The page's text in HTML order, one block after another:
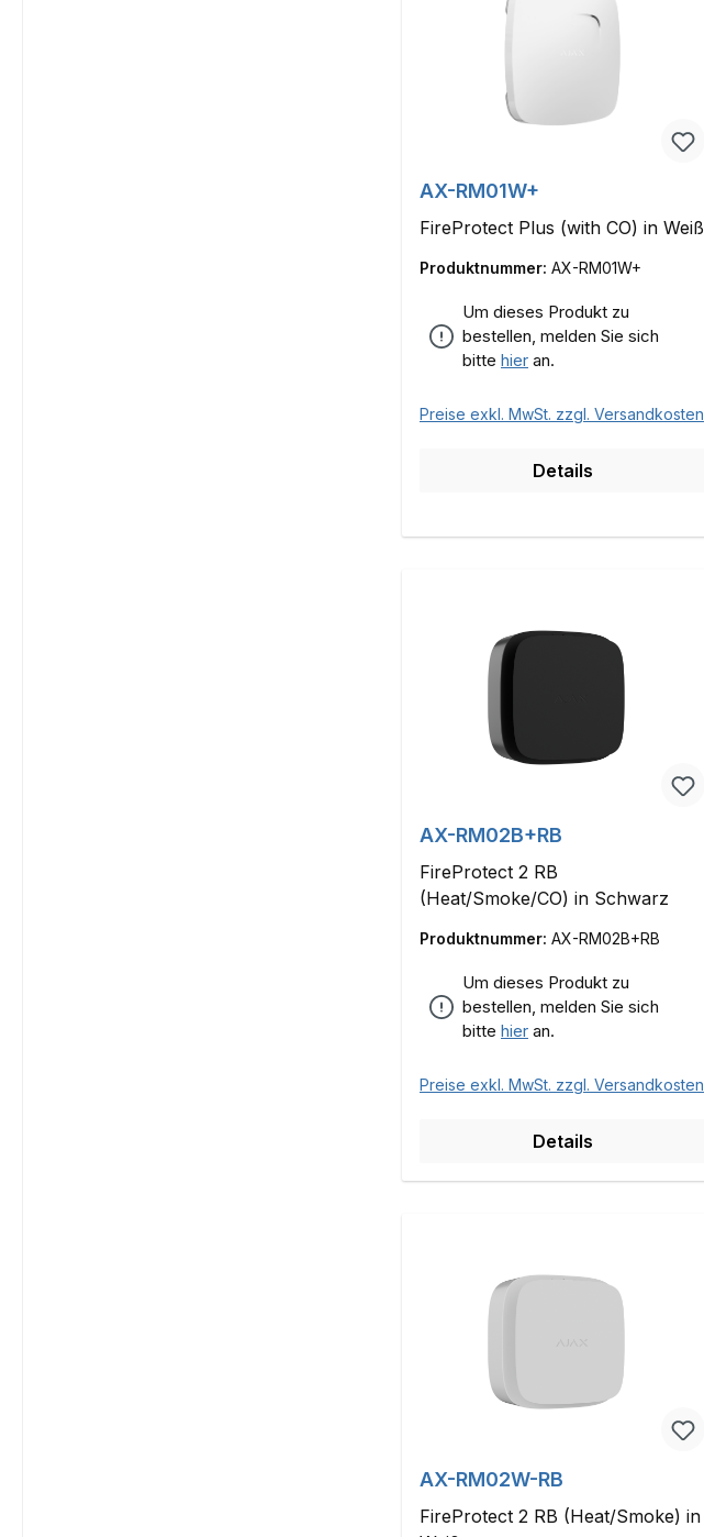
AX-RM01W+
FireProtect Plus (with CO) in Weiß
Produktnummer: AX-RM01W+
Um dieses Produkt zu
bestellen, melden Sie sich
bitte hier an.
Preise exkl. MwSt. zzgl. Versandkosten
Details
AX-RM02B+RB
FireProtect 2 RB
(Heat/Smoke/CO) in Schwarz
Produktnummer: AX-RM02B+RB
Um dieses Produkt zu
bestellen, melden Sie sich
bitte hier an.
Preise exkl. MwSt. zzgl. Versandkosten
Details
AX-RM02W-RB
FireProtect 2 RB (Heat/Smoke) in